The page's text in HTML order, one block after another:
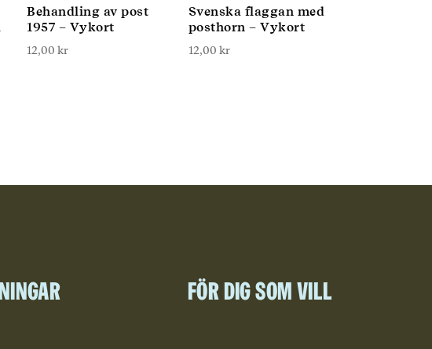
Behandling av post
1957 – Vykort
12,00 kr
Svenska flaggan med
posthorn – Vykort
12,00 kr
För dig som vill